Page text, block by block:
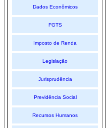
Dados Econômicos
FGTS
Imposto de Renda
Legislação
Jurisprudência
Previdência Social
Recursos Humanos